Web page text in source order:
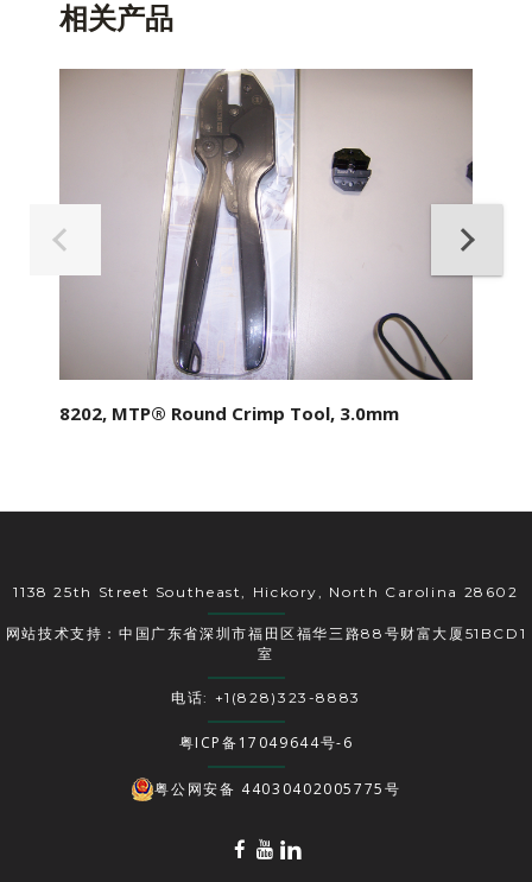
相关产品
8202, MTP® Round Crimp Tool, 3.0mm
1138 25th Street Southeast, Hickory, North Carolina 28602
网站技术支持：中国广东省深圳市福田区福华三路88号财富大厦51BCD1
室
电话: +1(828)323-8883
粤ICP备17049644号-6
粤公网安备 44030402005775号